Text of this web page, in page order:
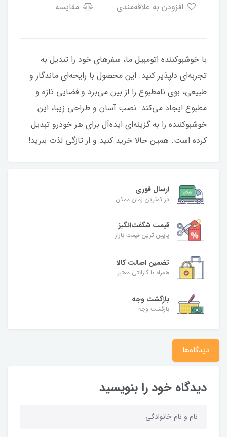
مقایسه
با خوشبوکننده اتومبیل ما، سفرهای خود را تبدیل به
تجربه‌ای دلپذیر کنید. این محصول با رایحه‌ای ماندگار و
طبیعی، بوی نامطبوع را از بین می‌برد و فضایی تازه و
مطبوع ایجاد می‌کند. نصب آسان و طراحی زیبا، این
خوشبوکننده را به گزینه‌ای ایده‌آل برای هر خودرو تبدیل
کرده است. همین حالا خرید کنید و از تازگی لذت ببرید!
ارسال فوری
در کمترین زمان ممکن
قیمت شگفت‌انگیز
پایین ترین قیمت بازار
تضمین اصالت کالا
همراه با گارانتی معتبر
بازگشت وجه
بازگشت وجه
دیدگاه‌ها
دیدگاه خود را بنویسید